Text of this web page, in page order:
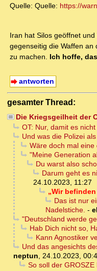
Quelle: Quelle: https://
Iran hat Silos geöffnet
gegenseitig die Waffen
zu machen. Ich hoffe,
antworten
gesamter Thread:
Die Kriegsgeilheit der
OT: Nur, damit es
Und was die Polizei
Wäre doch mal
"Meine Generation
Du warst also
Darum geht es
24.10.2023, 11:27
„Wir
Das ist nur
Nadelstiche. -
"Deutschland werde
Hab Dich nicht so,
Kann Agnostiker
Und das angesichts
neptun, 24.10.2023,
So soll der